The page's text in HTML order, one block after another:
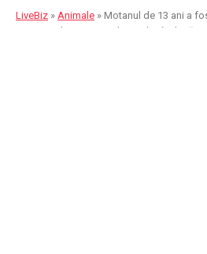
LiveBiz » Animale » Motanul de 13 ani a
– acum, el nu poate adormi decât dacă